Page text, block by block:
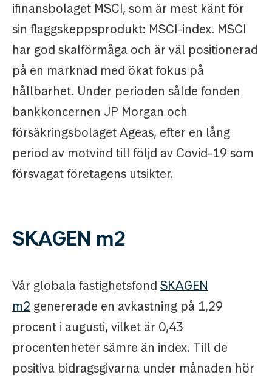
ifinansbolaget MSCI, som är mest känt för
sin flaggskeppsprodukt: MSCI-index. MSCI
har god skalförmåga och är väl positionerad
på en marknad med ökat fokus på
hållbarhet. Under perioden sålde fonden
bankkoncernen JP Morgan och
försäkringsbolaget Ageas, efter en lång
period av motvind till följd av Covid-19 som
försvagat företagens utsikter.
SKAGEN m2
Vår globala fastighetsfond SKAGEN
m2 genererade en avkastning på 1,29
procent i augusti, vilket är 0,43
procentenheter sämre än index. Till de
positiva bidragsgivarna under månaden hör